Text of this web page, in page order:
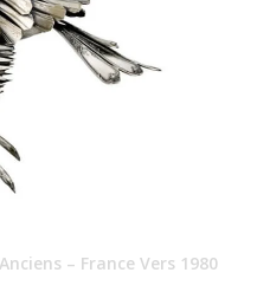
– France Vers 1980